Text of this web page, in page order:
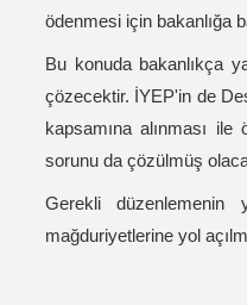
ödenmesi için bakanlığa
Bu konuda bakanlıkça
çözecektir. İYEP'in de
kapsamına alınması
sorunu da çözülmüş
Gerekli düzenlemenin
mağduriyetlerine yol